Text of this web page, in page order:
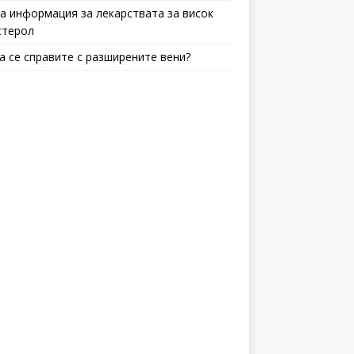
информация за лекарствата за висок
се справите с разширените вени?